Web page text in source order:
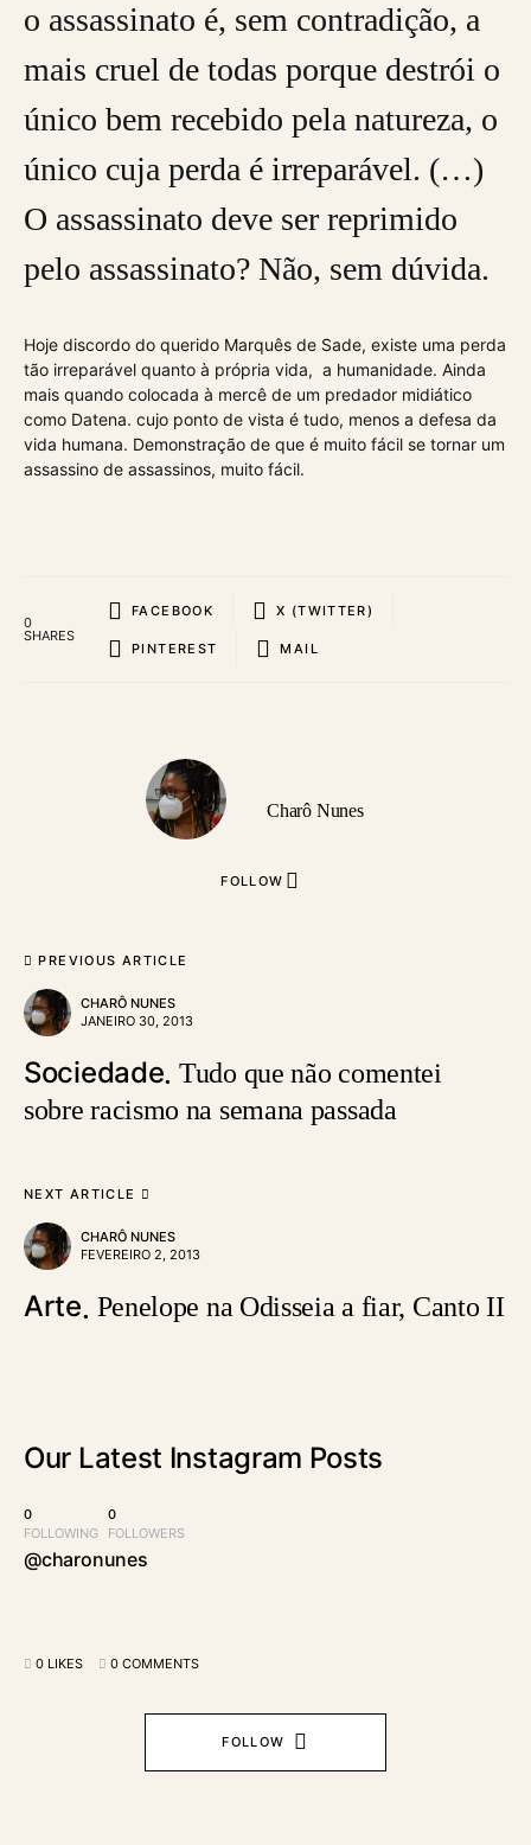
o assassinato é, sem contradição, a
mais cruel de todas porque destrói o
único bem recebido pela natureza, o
único cuja perda é irreparável. (…)
O assassinato deve ser reprimido
pelo assassinato? Não, sem dúvida.
Hoje discordo do querido Marquês de Sade, existe uma perda
tão irreparável quanto à própria vida, a humanidade. Ainda
mais quando colocada à mercê de um predador midiático
como Datena. cujo ponto de vista é tudo, menos a defesa da
vida humana. Demonstração de que é muito fácil se tornar um
assassino de assassinos, muito fácil.
0
SHARES
FACEBOOK X (TWITTER)
PINTEREST MAIL
Charô Nunes
FOLLOW
PREVIOUS ARTICLE
CHARÔ NUNES
JANEIRO 30, 2013
Sociedade Tudo que não comentei
sobre racismo na semana passada
NEXT ARTICLE
CHARÔ NUNES
FEVEREIRO 2, 2013
Arte Penelope na Odisseia a fiar, Canto II
Our Latest Instagram Posts
0
FOLLOWING
0
FOLLOWERS
@charonunes
0 LIKES 0 COMMENTS
FOLLOW